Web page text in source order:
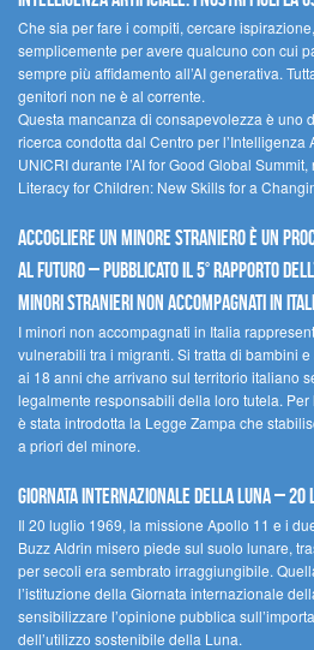
Che sia per fare i compiti, cercare
semplicemente per avere qualcuno con cui
sempre più affidamento all’AI generativa.
genitori non ne è al corrente.
Questa mancanza di consapevolezza è uno
ricerca condotta dal Centro per l’Intelligenza
UNICRI durante l’AI for Good Global
Literacy for Children: New Skills for a
Accogliere un minore straniero è un
al futuro – Pubblicato il 5° rapporto
Minori Stranieri Non Accompagnati in
I minori non accompagnati in Italia
vulnerabili tra i migranti. Si tratta di bambini
ai 18 anni che arrivano sul territorio italiano
legalmente responsabili della loro tutela.
è stata introdotta la Legge Zampa che
a priori del minore.
Giornata Internazionale della Luna – 20
Il 20 luglio 1969, la missione Apollo 11 e i
Buzz Aldrin misero piede sul suolo lunare,
per secoli era sembrato irraggiungibile.
l’istituzione della Giornata internazionale
sensibilizzare l’opinione pubblica
dell’utilizzo sostenibile della Luna.